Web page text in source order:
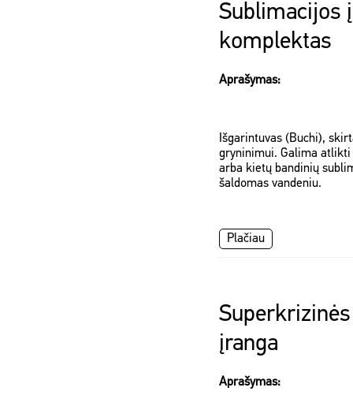
Sublimacijos
komplektas
Aprašymas:
Išgarintuvas (Buchi),
gryninimui. Galima
arba kietų bandinių
šaldomas vandeniu.
Plačiau
įranga
Aprašymas: